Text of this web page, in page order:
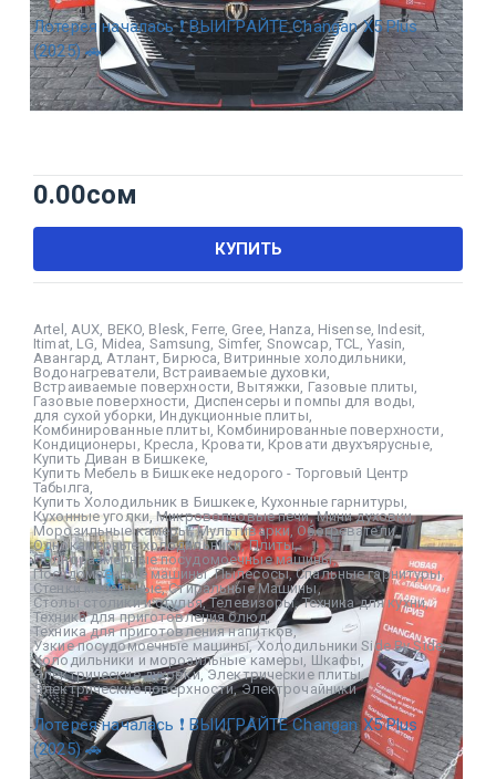
Лотерея началась ❗ ВЫИГРАЙТЕ Changan X5 Plus
(2025) 🚗
0.00сом
КУПИТЬ
Artel AUX BEKO Blesk Ferre, Gree, Hanza Hisense, Indesit
Itimat, LG Midea Samsung Simfer, Snowcap TCL Yasin
Авангард Атлант ,Бирюса Витринные холодильники
Водонагреватели Встраиваемые духовки
Встраиваемые поверхности Вытяжки Газовые плиты
Газовые поверхности
Диспенсеры и помпы для воды
для сухой уборки Индукционные плиты
Комбинированные плиты Комбинированные поверхности
Кондиционеры Кресла Кровати Кровати двухъярусные,
Купить Диван в Бишкеке,
Купить Мебель в Бишкеке недорого - Торговый Центр
Табылга
Купить Холодильник в Бишкеке, Кухонные гарнитуры
Кухонные уголки ,Микроволновые печи,Мини духовки,
Морозильные камеры,Мультиварки Обогреватели,
Однокамерные холодильники,Плиты,
Полноразмерные посудомоечные машины,
Посудомоечные машины,Пылесосы,Спальные гарнитуры,
Стенки мебельные,Стиральные Машины,
Столы столики и стулья,Телевизоры,Техника для кухни,
Техника для приготовления блюд,
Техника для приготовления напитков,
Узкие посудомоечные машины,Холодильники Side By Side,
Холодильники и морозильные камеры Шкафы
Электрические духовки,Электрические плиты,
Электрические поверхности,Электрочайники
Лотерея началась ❗ ВЫИГРАЙТЕ Changan X5 Plus
(2025) 🚗